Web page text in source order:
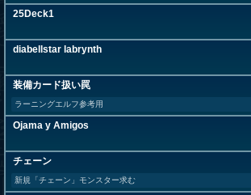
25Deck1
diabellstar labrynth
装備カード扱い罠
ラーニングエルフ参考用
Ojama y Amigos
チェーン
新規「チェーン」モンスター求む